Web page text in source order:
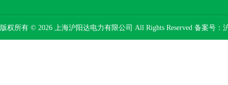
版权所有 © 2026 上海沪阳达电力有限公司 All Rights Reserved 备案号：